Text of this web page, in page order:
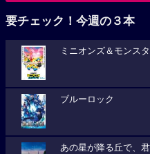
要チェック！今週の３本
ミニオンズ＆モンス
ブルーロック
あの星が降る丘で、